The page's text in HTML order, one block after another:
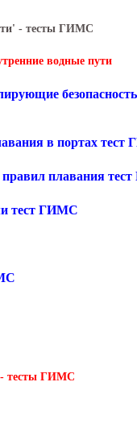
- тесты ГИМС
водные пути
безопасность
в портах
правил плавания
тест ГИМС
- тесты ГИМС